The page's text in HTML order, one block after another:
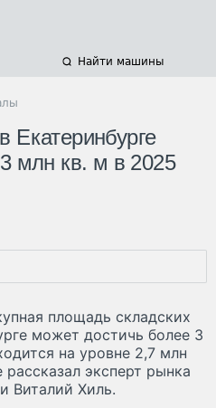
Найти машины
Екатеринбурге
млн кв. м в 2025
площадь складских
может достичь более 3
на уровне 2,7 млн
эксперт рынка
Виталий Хиль.